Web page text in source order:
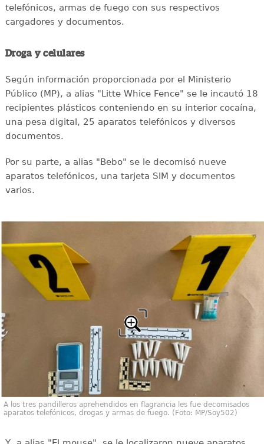
telefónicos, armas de fuego con sus respectivos
cargadores y documentos.
Droga y celulares
Según información proporcionada por el Ministerio
Público (MP), a alias "Litte Whice Fence" se le incautó 18
recipientes plásticos conteniendo en su interior cocaína,
una pesa digital, 25 aparatos telefónicos y diversos
documentos.
Por su parte, a alias "Bebo" se le decomisó nueve
aparatos telefónicos, una tarjeta SIM y documentos
varios.
A los tres pandilleros aprehendidos en flagrancia les fue decomisados
aparatos telefónicos, drogas y armas de fuego. (Foto: MP/Soy502)